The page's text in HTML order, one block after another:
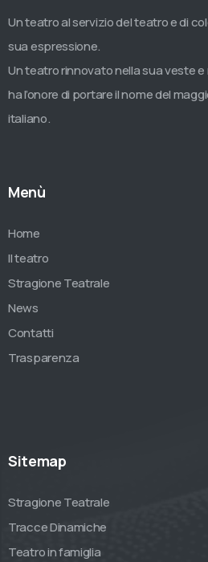
Un teatro al servizio del teatro e di
sua espressione.
Un teatro rinnovato nella sua veste
ha l’onore di portare il nome del
italiano.
Menù
Home
Il teatro
Stragione Teatrale
News
Contatti
Trasparenza
Sitemap
Stragione Teatrale
Tracce Dinamiche
Teatro in famiglia